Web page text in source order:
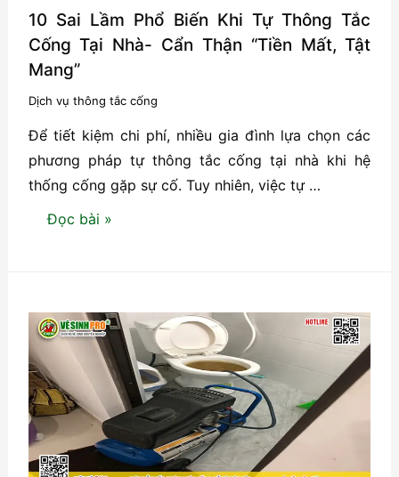
10 Sai Lầm Phổ Biến Khi Tự Thông Tắc
Cống Tại Nhà- Cẩn Thận “Tiền Mất, Tật
Mang”
Dịch vụ thông tắc cống
Để tiết kiệm chi phí, nhiều gia đình lựa chọn các
phương pháp tự thông tắc cống tại nhà khi hệ
thống cống gặp sự cố. Tuy nhiên, việc tự …
10
Biến
Khi
Tự
Thông
Tắc
Cống
Tại
Đọc bài »